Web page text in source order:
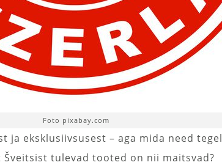
Foto pixabay.com
ja eksklusiivsusest – aga mida need
Šveitsist tulevad tooted on nii maitsvad?